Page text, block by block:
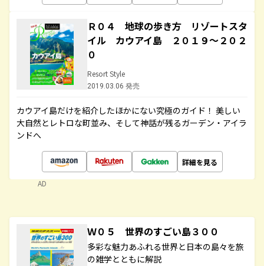
Ｒ０４ 地球の歩き方 リゾートスタ
イル カウアイ島 ２０１９～２０２
０
Resort Style
2019.03.06 発売
カウアイ島だけを紹介したほかにない究極のガイド！ 美しい
大自然とレトロな町並み、そして神話が残るガーデン・アイラ
ンドへ
詳細を見る
AD
Ｗ０５ 世界のすごい島３００
多彩な魅力あふれる世界と日本の島々を旅
の雑学とともに解説